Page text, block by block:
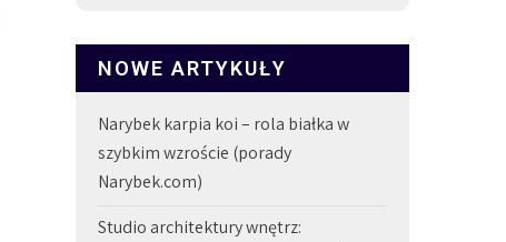
NOWE ARTYKUŁY
Narybek karpia koi – rola białka w
szybkim wzroście (porady
Narybek.com)
Studio architektury wnętrz: